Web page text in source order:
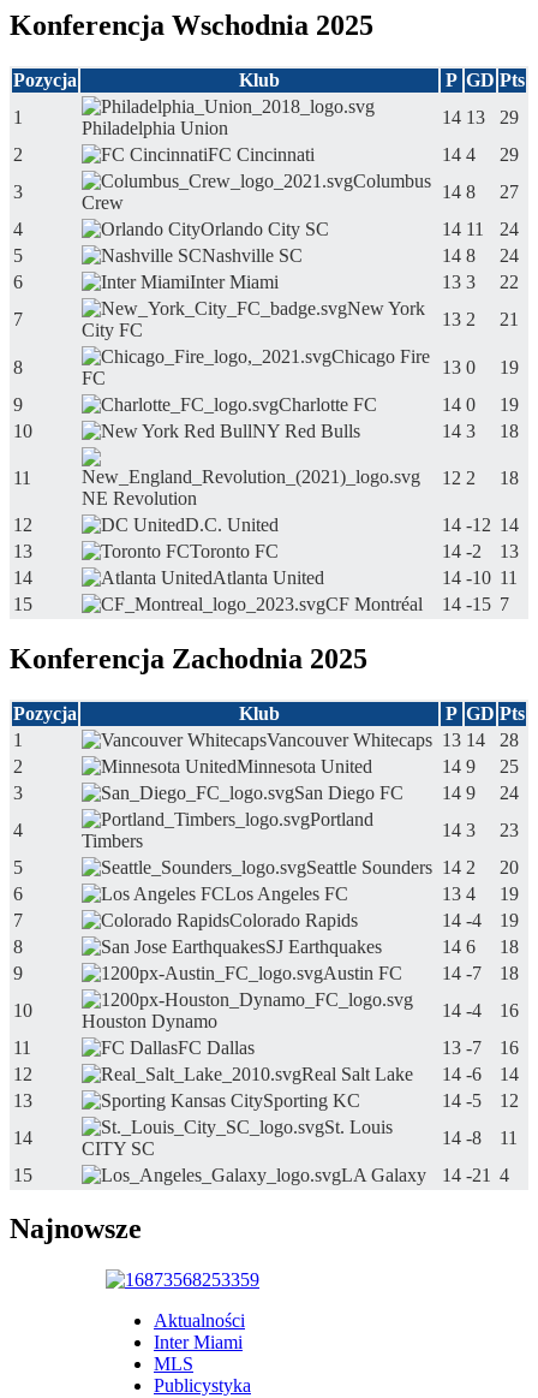
Konferencja Wschodnia 2025
Pozycja Klub P GD Pts
1
Philadelphia Union
14 13
29
2
FC Cincinnati 14 4
29
3
Columbus
Crew
14 8
27
4
Orlando City SC 14 11
24
5
Nashville SC 14 8
24
6
Inter Miami 13 3
22
7
New York
City FC
13 2 21
8
Chicago Fire
FC
13 0
19
9
Charlotte FC 14 0
19
10
NY Red Bulls 14 3 18
11
NE Revolution
12 2 18
12 D.C. United 14 -12 14
13
Toronto FC 14 -2
13
14
Atlanta United 14 -10 11
15
CF Montréal 14 -15 7
Konferencja Zachodnia 2025
Pozycja Klub P GD Pts
1
Vancouver Whitecaps 13 14
28
2
Minnesota United 14 9
25
3
San Diego FC 14 9
24
4
Portland
Timbers
14 3
23
5
Seattle Sounders 14 2
20
6
Los Angeles FC 13 4
19
7
Colorado Rapids 14 -4
19
8
SJ Earthquakes 14 6
18
9
Austin FC 14 -7
18
10
Houston Dynamo
14 -4
16
11
FC Dallas 13 -7
16
12
Real Salt Lake 14 -6
14
13
Sporting KC 14 -5
12
14
St. Louis
CITY SC
14 -8
11
15
LA Galaxy 14 -21 4
Najnowsze
Aktualności
Inter Miami
MLS
Publicystyka